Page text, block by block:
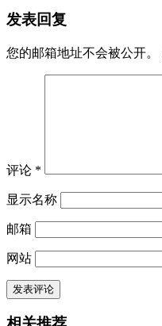
发表回复
您的邮箱地址不会被公开。
评论 *
显示名称
邮箱
网站